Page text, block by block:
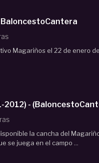
- (22/01/2012) BaloncestoCantera
Magariños el 22 de enero de
2012) -
la cancha del
se juega en el campo ...